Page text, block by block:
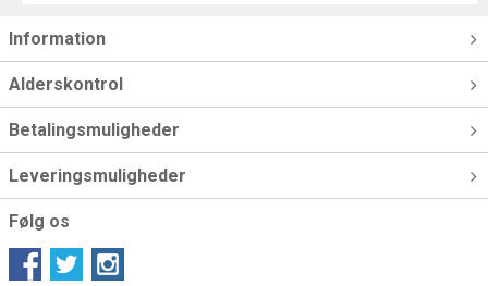
Information
Alderskontrol
Betalingsmuligheder
Leveringsmuligheder
Følg os